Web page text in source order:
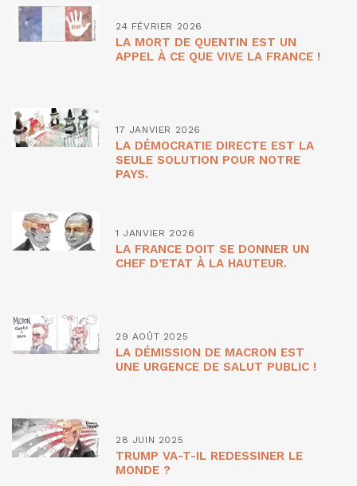
24 FÉVRIER 2026
LA MORT DE QUENTIN EST UN
APPEL À CE QUE VIVE LA FRANCE !
17 JANVIER 2026
LA DÉMOCRATIE DIRECTE EST LA
SEULE SOLUTION POUR NOTRE
PAYS.
1 JANVIER 2026
LA FRANCE DOIT SE DONNER UN
CHEF D’ETAT À LA HAUTEUR.
29 AOÛT 2025
LA DÉMISSION DE MACRON EST
UNE URGENCE DE SALUT PUBLIC !
28 JUIN 2025
TRUMP VA-T-IL REDESSINER LE
MONDE ?